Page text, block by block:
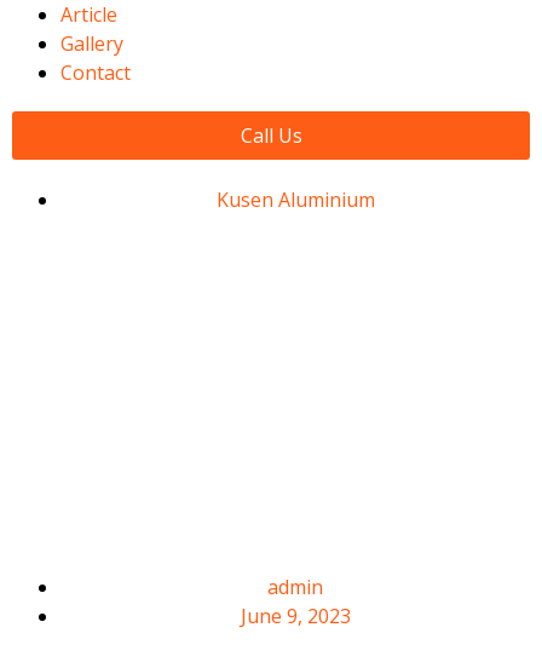
Article
Gallery
Contact
Call Us
Kusen Aluminium
admin
June 9, 2023